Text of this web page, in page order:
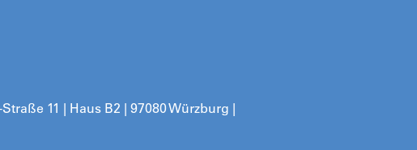
11 | Haus B2 | 97080 Würzburg |